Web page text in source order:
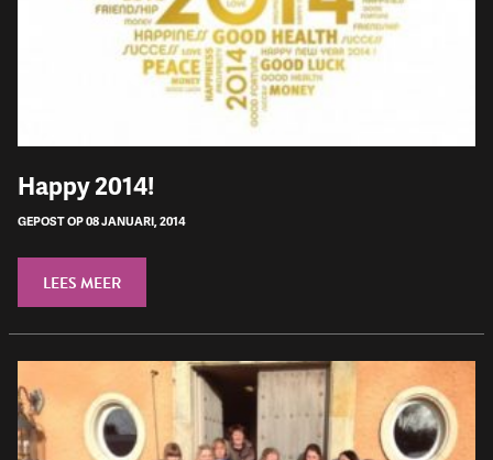
Happy 2014!
GEPOST OP 08 JANUARI, 2014
LEES MEER